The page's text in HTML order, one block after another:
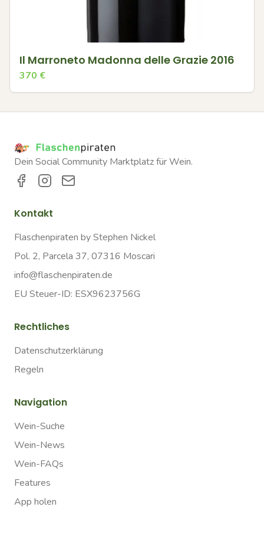
Il Marroneto Madonna delle Grazie 2016
370 €
Dein Social Community Marktplatz für Wein.
Kontakt
Flaschenpiraten by Stephen Nickel
Pol. 2, Parcela 37, 07316 Moscari
info@flaschenpiraten.de
EU Steuer-ID: ESX9623756G
Rechtliches
Datenschutzerklärung
Regeln
Navigation
Wein-Suche
Wein-News
Wein-FAQs
Features
App holen